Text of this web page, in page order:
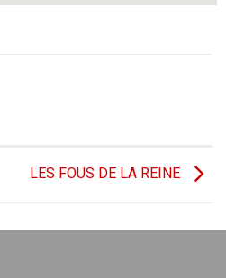
LES FOUS DE LA REINE